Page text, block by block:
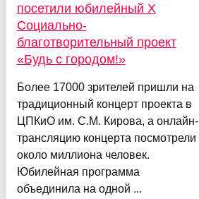
посетили юбилейный Х
Социально-
благотворительный проект
«Будь с городом!»
Более 17000 зрителей пришли на
традиционный концерт проекта в
ЦПКиО им. С.М. Кирова, а онлайн-
трансляцию концерта посмотрели
около миллиона человек.
Юбилейная программа
объединила на одной ...